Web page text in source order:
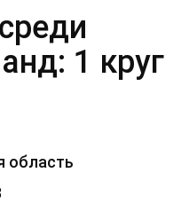
1 круг
область